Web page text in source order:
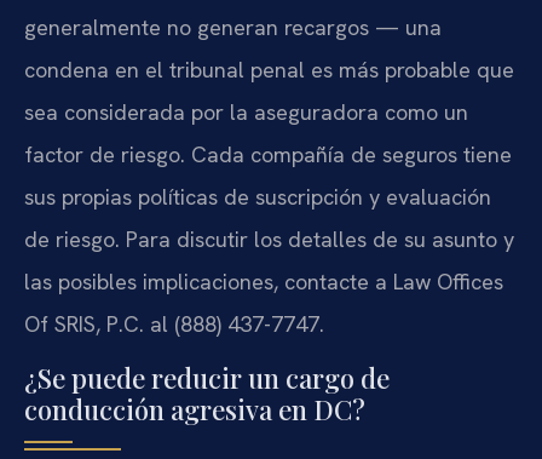
generalmente no generan recargos — una
condena en el tribunal penal es más probable que
sea considerada por la aseguradora como un
factor de riesgo. Cada compañía de seguros tiene
sus propias políticas de suscripción y evaluación
de riesgo. Para discutir los detalles de su asunto y
las posibles implicaciones, contacte a Law Offices
Of SRIS, P.C. al (888) 437-7747.
¿Se puede reducir un cargo de
conducción agresiva en DC?